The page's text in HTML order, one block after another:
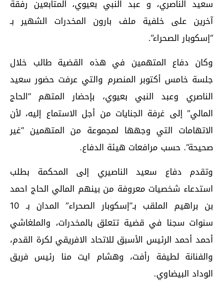
سعيد الناصري، و عبد النبي بعيوي، المتابعين رفقة
آخرين على خلفية ملف بارون المخدرات الشهير بـ
“إسكوبار الصحراء”.
وكان دفاع المتهمين في هذه القضية طالب خلال
جلسة خامس أكتوبر المنصرم والتي عرفت حضور سعيد
الناصري وعبد النبي بعيوي، بإحضار المتهم “الحاج
المالي” إلى غرفة الجنايات من أجل الاستماع إليه، لأن
الاتهامات التي وجهها لمجموعة من المتهمين “غير
صحيحة”. حسب مرافعات هيئة الدفاع.
وتقدم دفاع سعيد الناصيري إلى المحكمة بطلب
استدعاء شخصيات معروفة من بينهم المالي الحاج احمد
بن براهيم الملقب بـ”إسكوبار الصحراء” المدان بـ 10
سنوات سجنا في قضية تتعلق بالمخدرات، والملغاشي
أحمد أحمد الرئيس الأسبق للاتحاد الافريقي لكرة القدم،
والفنانة لطيفة رأفت، وهشام ايت منا رئيس فريق
الوداد البيضاوي.